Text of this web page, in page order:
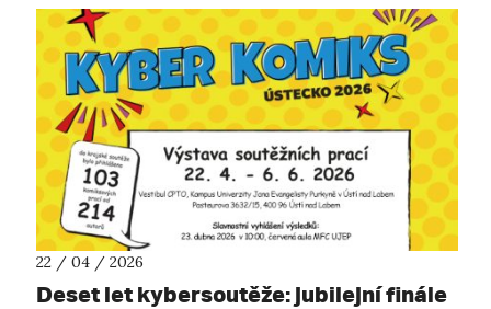
22 / 04 / 2026
Deset let kybersoutěže: jubilejní finále